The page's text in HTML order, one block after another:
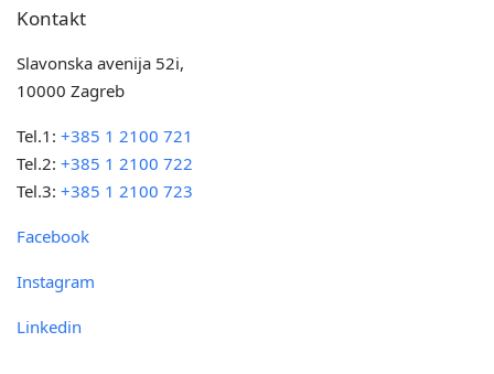
Kontakt
Slavonska avenija 52i,
10000 Zagreb
Tel.1:+385 1 2100 721
Tel.2:+385 1 2100 722
Tel.3:+385 1 2100 723
Facebook
Instagram
Linkedin